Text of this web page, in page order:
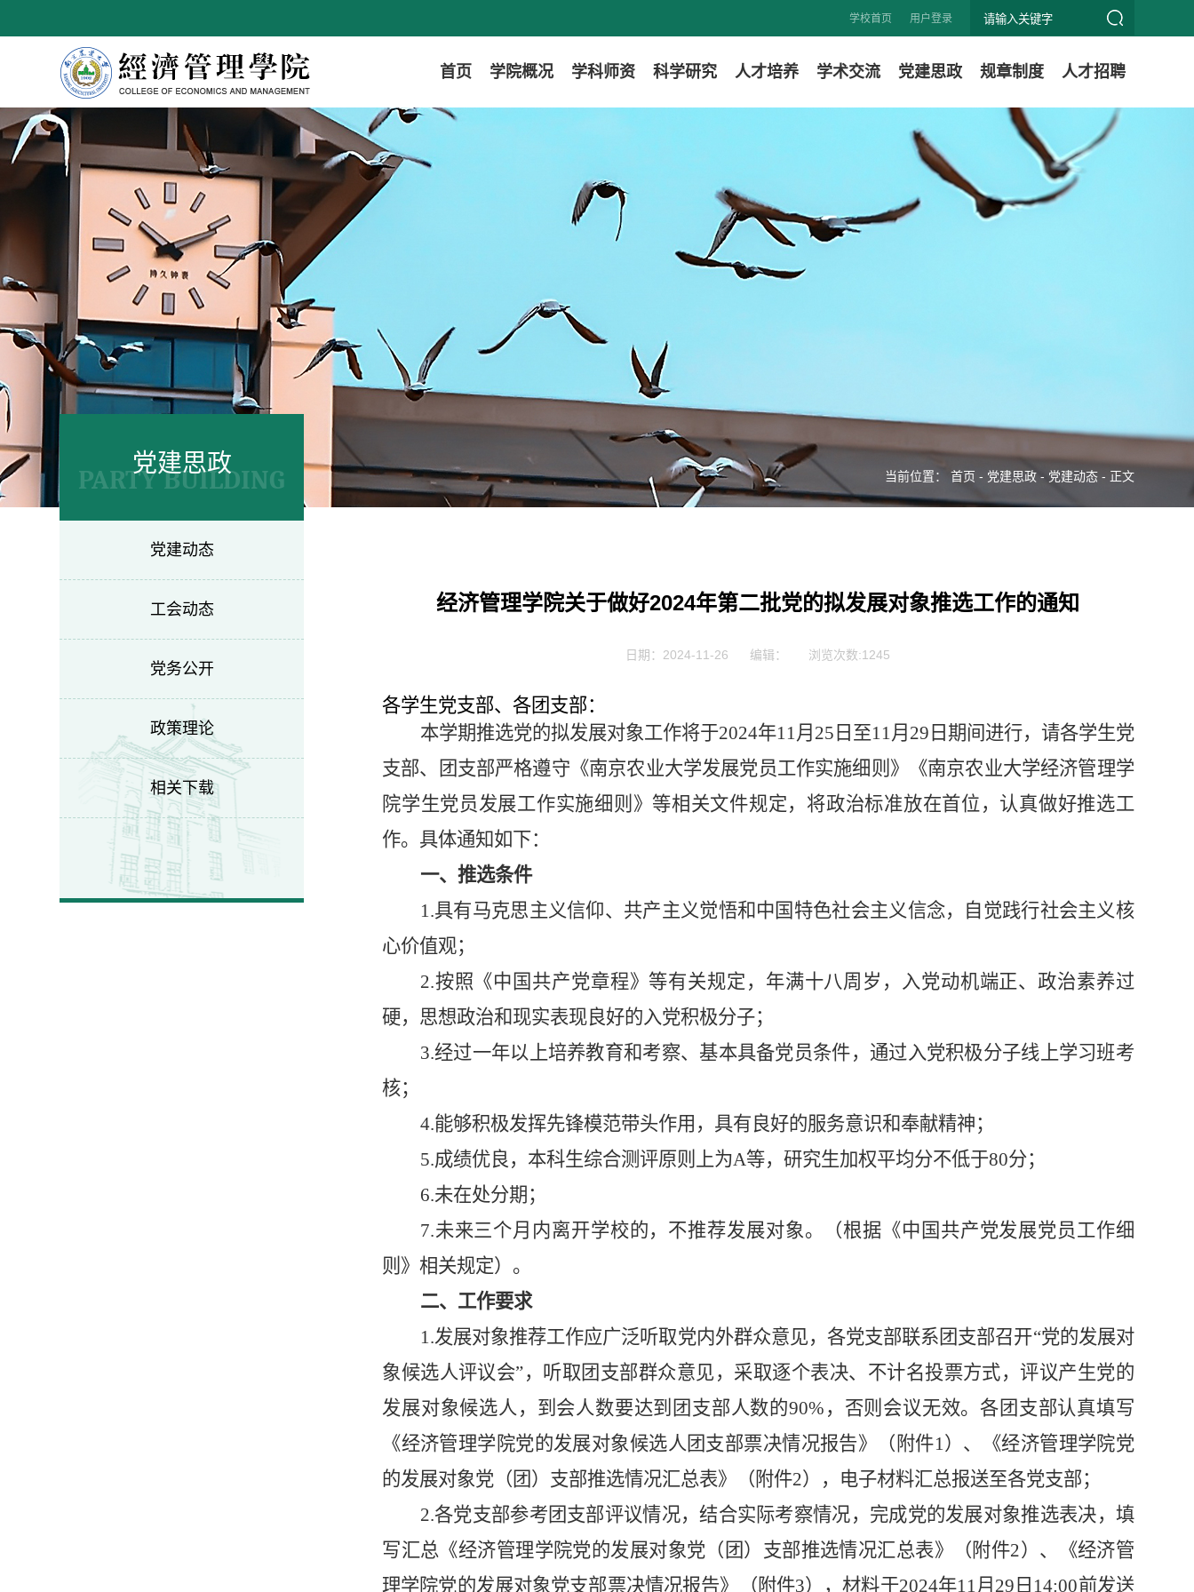
学校首页 用户登录
首页 学院概况 学科师资 科学研究 人才培养 学术交流 党建思政 规章制度 人才招聘
党建思政
PARTY BUILDING
党建动态
工会动态
党务公开
政策理论
相关下载
当前位置： 首页 - 党建思政- 党建动态- 正文
经济管理学院关于做好2024年第二批党的拟发展对象推选工作的通知
日期：2024-11-26 编辑： 浏览次数:1245
各学生党支部、各团支部：
本学期推选党的拟发展对象工作将于2024年11月25 日至11月 29 日期间进行，请各学生党
支部、团支部严格遵守《南京农业大学发展党员工作实施细则》《南京农业大学经济管理学
院学生党员发展工作实施细则》等相关文件规定，将政治标准放在首位，认真做好推选工
作。具体通知如下：
一、推选条件
1.具有马克思主义信仰、共产主义觉悟和中国特色社会主义信念，自觉践行社会主义核
心价值观；
2.按照《中国共产党章程》等有关规定，年满十八周岁，入党动机端正、政治素养过
硬，思想政治和现实表现良好的入党积极分子；
3.经过一年以上培养教育和考察、基本具备党员条件，通过入党积极分子线上学习班考
核；
4.能够积极发挥先锋模范带头作用，具有良好的服务意识和奉献精神；
5.成绩优良，本科生综合测评原则上为A等，研究生加权平均分不低于80分；
6.未在处分期；
7.未来三个月内离开学校的，不推荐发展对象。（根据《中国共产党发展党员工作细
则》相关规定）。
二、工作要求
1.发展对象推荐工作应广泛听取党内外群众意见，各党支部联系团支部召开“党的发展对
象候选人评议会”， 听取团支部群众意见 ，采取逐个表决、不计名投票方式， 评议产生党的
发展对象候选人， 到会人数要达到团支部人数的90%，否则会议无效。各 团支部认真填写
《经济管理学院党的发展对象候选人团支部票决情况报告》（附件1）、《经济管理学院党
的发展对象党（团）支部推选情况汇总表》（附件2），电子材料汇总报送至各党支部；
2.各党支部参考团支部评议情况，结合实际考察情况，完成党的发展对象推选表决，填
写汇总《经济管理学院党的发展对象党（团）支部推选情况汇总表》（附件2）、《经济管
理学院党的发展对象党支部票决情况报告》（附件3）
，材料于2024年11月 29 日 14:00前发送